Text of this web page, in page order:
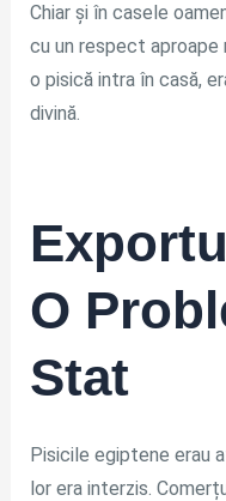
Chiar și în casele
cu un respect aproape
o pisică intra în casă,
divină.
O
Stat
Pisicile egiptene erau
lor era interzis.